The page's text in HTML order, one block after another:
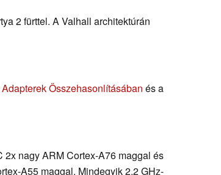
2 fürttel. A Valhall architektúrán
Összehasonlításában és a
2x nagy ARM Cortex-A76 maggal és
A55 maggal. Mindegyik 2,2 GHz-